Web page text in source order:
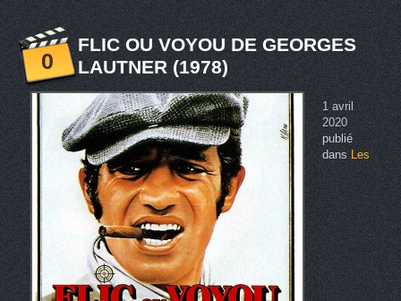
0
FLIC OU VOYOU DE GEORGES
LAUTNER (1978)
1 avril
2020
publié
dansLes